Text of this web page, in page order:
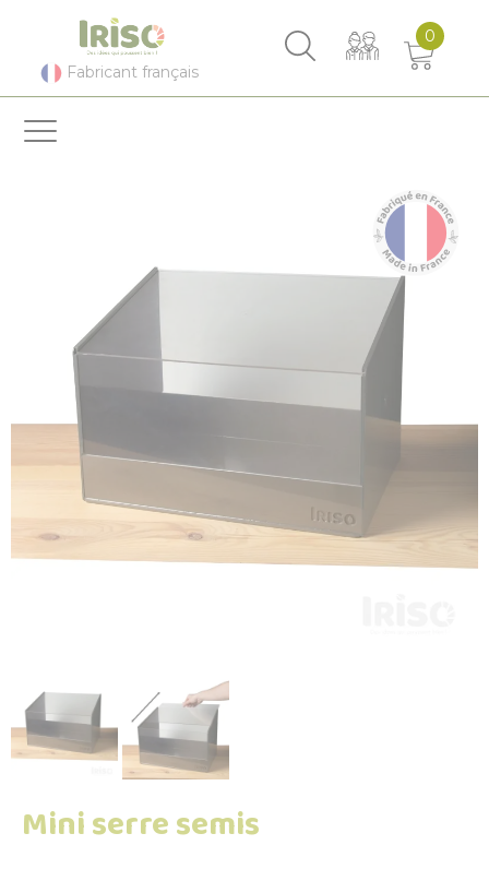
Fabricant français
0
Mini serre semis
Panneau de gestion des cookies